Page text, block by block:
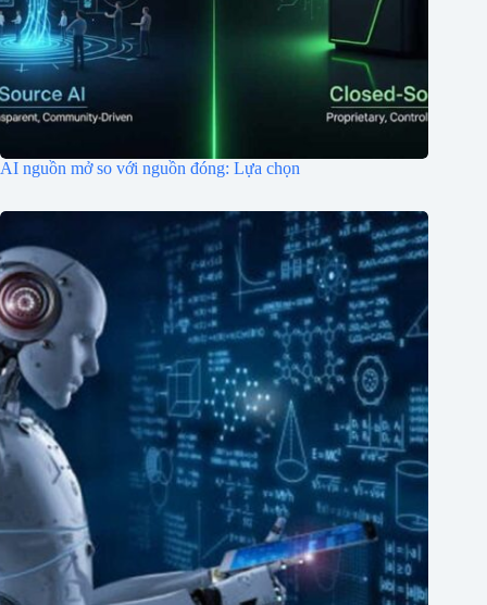
AI nguồn mở so với nguồn đóng: Lựa chọn